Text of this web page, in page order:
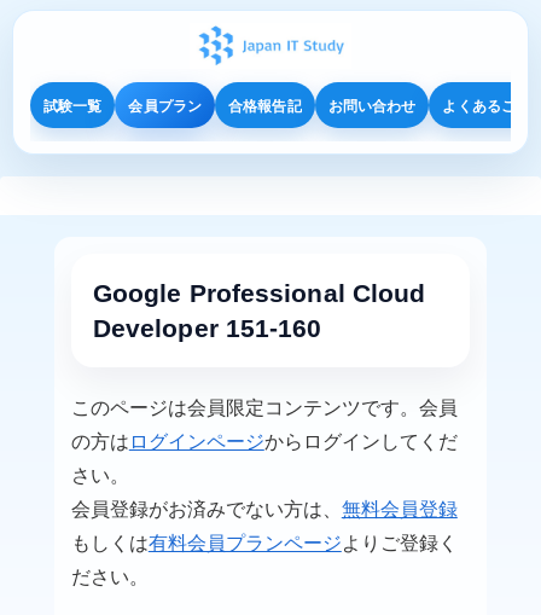
試験一覧 会員プラン 合格報告記 お問い合わせ よくあるご質
Google Professional Cloud
Developer 151-160
このページは会員限定コンテンツです。会員
の方は ログインページからログインしてくだ
さい。
会員登録がお済みでない方は、 無料会員登録
もしくは有料会員プランページよりご登録く
ださい。